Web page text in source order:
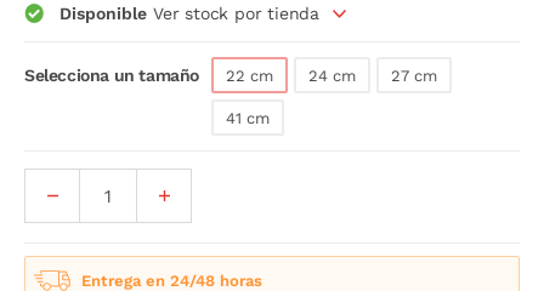
Disponible Ver stock por tienda
Selecciona un tamaño 22 cm 24 cm 27 cm
41 cm
Entrega en 24/48 horas